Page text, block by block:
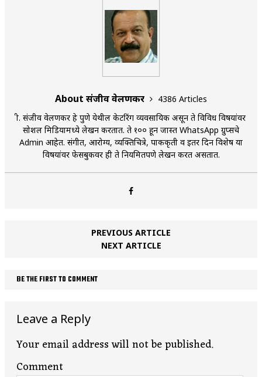
About संजीव वेलणकर
4386 Articles
श्री. संजीव वेलणकर हे पुणे येथील केटरिंग व्यवसायिक असून ते विविध विषयांवर
सोशल मिडियामध्ये लेखन करतात. ते १०० हून जास्त WhatsApp ग्रुप्सचे
Admin आहेत. संगीत, आरोग्य, व्यक्तिचित्रे, पाककृती व इतर दिन विशेष या
विषयांवर फेसबुकवर ही ते नियमितपणे लेखन करत असतात.
PREVIOUS ARTICLE
NEXT ARTICLE
BE THE FIRST TO COMMENT
Leave a Reply
Your email address will not be published.
Comment